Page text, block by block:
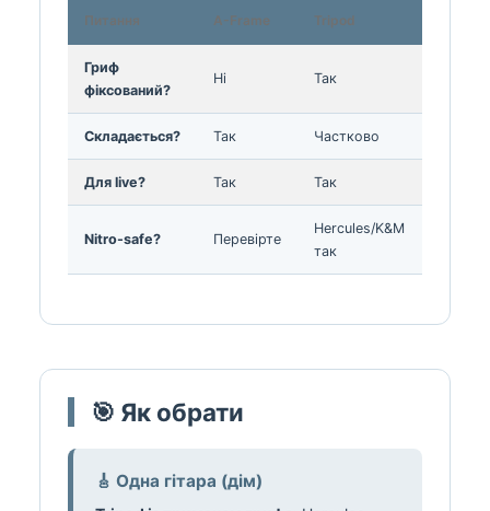
Питання A-Frame Tripod
Гриф
фіксований?
Ні Так
Складається? Так Частково
Для live? Так Так
Nitro-safe? Перевірте
Hercules/K&M
так
🎯 Як обрати
🎸 Одна гітара (дім)